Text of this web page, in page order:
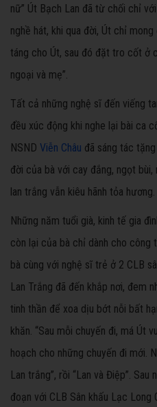
nữ” Út Bạch Lan đã từ chối chỉ
nghề hát, khi qua đời, Út chỉ
táng cho Út, sau đó đặt tro cốt ở
ngoại và mẹ”.
Tất cả những nghệ sĩ đến viếng
đều xúc động khi nghe lại bài ca
NSND Viễn Châu đã sáng tác
đời của bà với cay đắng, ngọt bùi,
lan trắng vẫn kiêu hãnh tỏa hương.
Những năm tuổi già, kinh tế gia
còn lại của bà chỉ dành cho công
bà cùng với nghệ sĩ trẻ ở 2 CLB
Lan Trắng đã đến khắp nơi, đem
tinh thần để xoa dịu bớt nỗi bất
khăn. “Sau mỗi chuyến đi, má Út
hoạch cho những chuyến đi mới.
Lan trắng”, rồi “Lan và Điệp”.
đoạn với CLB Sân khấu Lạc Long